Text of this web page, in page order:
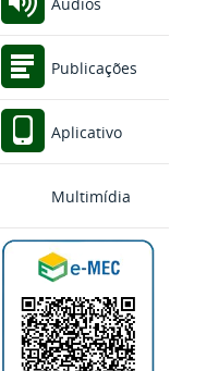
Áudios
Publicações
Aplicativo
Multimídia